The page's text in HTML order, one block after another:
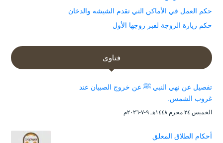
حكم العمل في الأماكن التي تقدم الشيشه والدخان
حكم زيارة الزوجة لقبر زوجها الأول
فتاوى
تفصيل عن نهي النبي ﷺ عن خروج الصبيان عند
غروب الشمس.
الخميس ۲٤ محرم ۱٤٤۸هـ ۹-۷-۲۰۲٦م
أحكام الطلاق المعلق